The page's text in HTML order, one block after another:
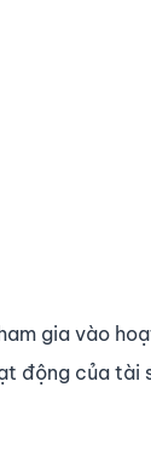
gia vào
động của tài